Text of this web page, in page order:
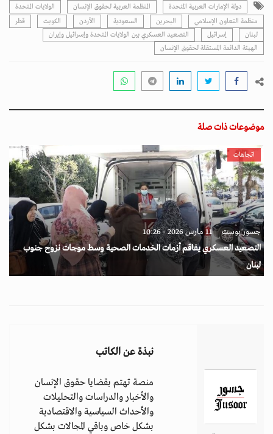
دولة الإمارات العربية المتحدة المنظمة العربية لحقوق الإنسان
الولايات المتحدة
منظمة التعاون الإسلامي
البحرين السعودية الأردن الكويت
قطر
لبنان
إسرائيل
التصعيد العسكري بين الولايات المتحدة وإسرائيل وإيران
الهيئة الدائمة المستقلة لحقوق الإنسان
موضوعات ذات صلة
اتجاهات
جسور بوست 11 مارس 2026 - 10:26
التصعيد العسكري يفاقم أزمات الخدمات الصحية وسط موجات نزوح جنوب
لبنان
نبذة عن الكاتب
منصة تهتم بقضايا حقوق الإنسان
والأخبار والدراسات والتحليلات
والأحداث السياسية والاقتصادية
بشكل خاص وباقي المجالات بشكل